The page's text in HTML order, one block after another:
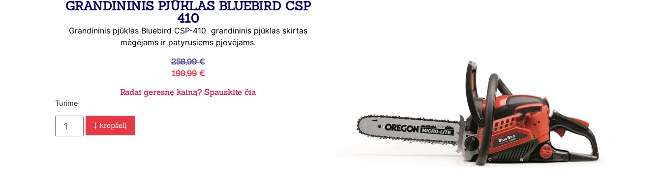
GRANDININIS PJŪKLAS BLUEBIRD CSP
410
Grandininis pjūklas Bluebird CSP-410 grandininis pjūklas skirtas
mėgėjams ir patyrusiems pjovėjams.
258,99€
199,99 €
Radai geresnę kainą? Spauskite čia
Turime
Į krepšelį